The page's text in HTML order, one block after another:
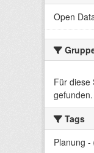
Open
Für diese
gefunden.
Tags
Planung -